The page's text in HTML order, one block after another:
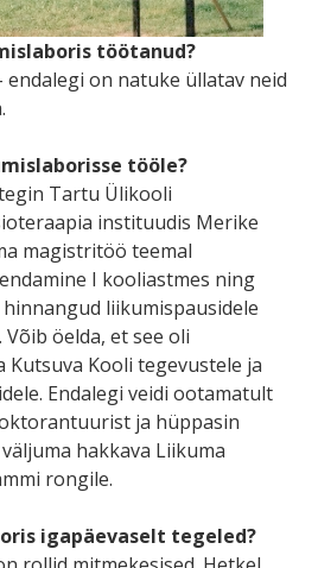
töötanud?
endalegi on natuke üllatav neid
tööle?
Tartu Ülikooli
instituudis Merike
magistritöö teemal
I kooliastmes ning
liikumispausidele
öelda, et see oli
Kutsuva Kooli tegevustele ja
Endalegi veidi ootamatult
ja hüppasin
hakkava Liikuma
rongile.
igapäevaselt tegeled?